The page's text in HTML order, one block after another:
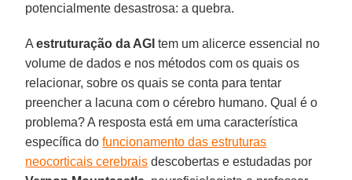
potencialmente desastrosa: a quebra.
Aestruturação da AGI tem um alicerce essencial no
volume de dados e nos métodos com os quais os
relacionar, sobre os quais se conta para tentar
preencher a lacuna com o cérebro humano. Qual é o
problema? A resposta está em uma característica
específica dofuncionamento das estruturas
neocorticais cerebrais descobertas e estudadas por